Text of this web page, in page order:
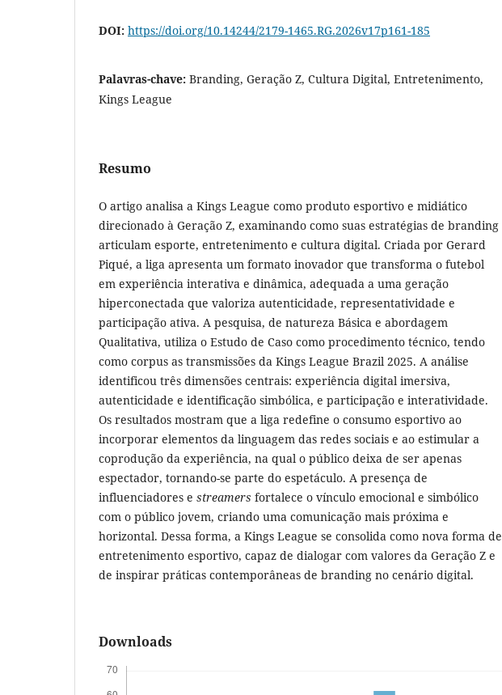
DOI: https://doi.org/10.14244/2179-1465.RG.2026v17p161-185
Palavras-chave: Branding, Geração Z, Cultura Digital, Entretenimento,
Kings League
Resumo
O artigo analisa a Kings League como produto esportivo e midiático
direcionado à Geração Z, examinando como suas estratégias de branding
articulam esporte, entretenimento e cultura digital. Criada por Gerard
Piqué, a liga apresenta um formato inovador que transforma o futebol
em experiência interativa e dinâmica, adequada a uma geração
hiperconectada que valoriza autenticidade, representatividade e
participação ativa. A pesquisa, de natureza Básica e abordagem
Qualitativa, utiliza o Estudo de Caso como procedimento técnico, tendo
como corpus as transmissões da Kings League Brazil 2025. A análise
identificou três dimensões centrais: experiência digital imersiva,
autenticidade e identificação simbólica, e participação e interatividade.
Os resultados mostram que a liga redefine o consumo esportivo ao
incorporar elementos da linguagem das redes sociais e ao estimular a
coprodução da experiência, na qual o público deixa de ser apenas
espectador, tornando-se parte do espetáculo. A presença de
influenciadores e streamers fortalece o vínculo emocional e simbólico
com o público jovem, criando uma comunicação mais próxima e
horizontal. Dessa forma, a Kings League se consolida como nova forma de
entretenimento esportivo, capaz de dialogar com valores da Geração Z e
de inspirar práticas contemporâneas de branding no cenário digital.
Downloads